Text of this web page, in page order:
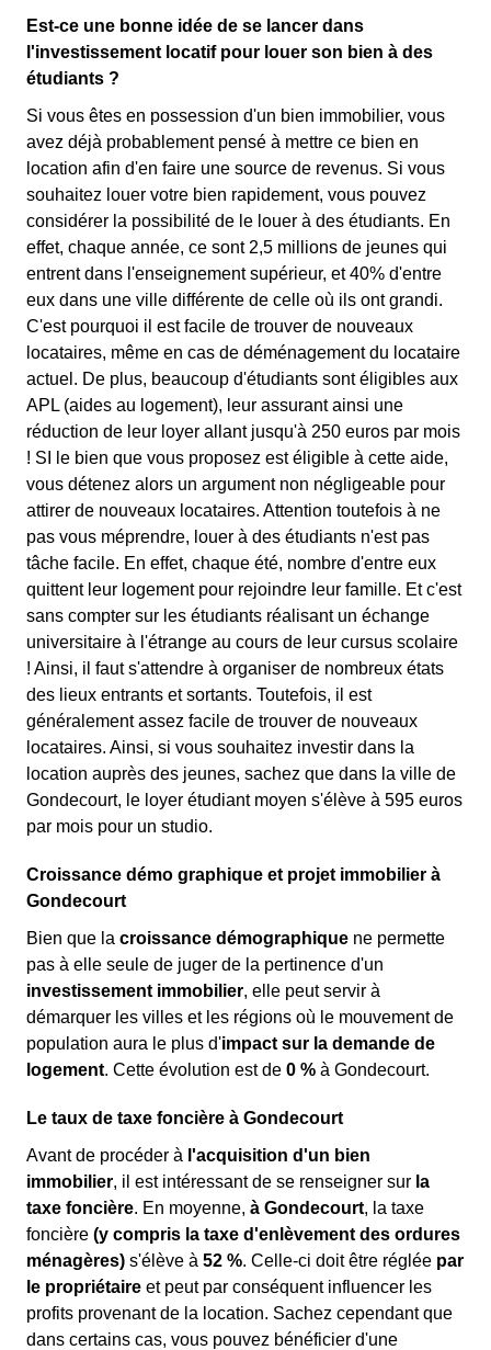
Est-ce une bonne idée de se lancer dans
l'investissement locatif pour louer son bien à des
étudiants ?
Si vous êtes en possession d'un bien immobilier, vous
avez déjà probablement pensé à mettre ce bien en
location afin d'en faire une source de revenus. Si vous
souhaitez louer votre bien rapidement, vous pouvez
considérer la possibilité de le louer à des étudiants. En
effet, chaque année, ce sont 2,5 millions de jeunes qui
entrent dans l'enseignement supérieur, et 40% d'entre
eux dans une ville différente de celle où ils ont grandi.
C'est pourquoi il est facile de trouver de nouveaux
locataires, même en cas de déménagement du locataire
actuel. De plus, beaucoup d'étudiants sont éligibles aux
APL (aides au logement), leur assurant ainsi une
réduction de leur loyer allant jusqu'à 250 euros par mois
! SI le bien que vous proposez est éligible à cette aide,
vous détenez alors un argument non négligeable pour
attirer de nouveaux locataires. Attention toutefois à ne
pas vous méprendre, louer à des étudiants n'est pas
tâche facile. En effet, chaque été, nombre d'entre eux
quittent leur logement pour rejoindre leur famille. Et c'est
sans compter sur les étudiants réalisant un échange
universitaire à l'étrange au cours de leur cursus scolaire
! Ainsi, il faut s'attendre à organiser de nombreux états
des lieux entrants et sortants. Toutefois, il est
généralement assez facile de trouver de nouveaux
locataires. Ainsi, si vous souhaitez investir dans la
location auprès des jeunes, sachez que dans la ville de
Gondecourt, le loyer étudiant moyen s'élève à 595 euros
par mois pour un studio.
Croissance démo graphique et projet immobilier à
Gondecourt
Bien que la croissance démographique ne permette
pas à elle seule de juger de la pertinence d'un
investissement immobilier, elle peut servir à
démarquer les villes et les régions où le mouvement de
population aura le plus d'impact sur la demande de
logement. Cette évolution est de 0 % à Gondecourt.
Le taux de taxe foncière à Gondecourt
Avant de procéder à l'acquisition d'un bien
immobilier, il est intéressant de se renseigner sur la
taxe foncière. En moyenne, à Gondecourt, la taxe
foncière (y compris la taxe d'enlèvement des ordures
ménagères) s'élève à 52 %. Celle-ci doit être réglée par
le propriétaire et peut par conséquent influencer les
profits provenant de la location. Sachez cependant que
dans certains cas, vous pouvez bénéficier d'une